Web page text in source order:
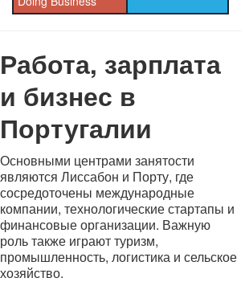
Работа, зарплата
и бизнес в
Португалии
Основными центрами занятости
являются Лиссабон и Порту, где
сосредоточены международные
компании, технологические стартапы и
финансовые организации. Важную
роль также играют туризм,
промышленность, логистика и сельское
хозяйство.